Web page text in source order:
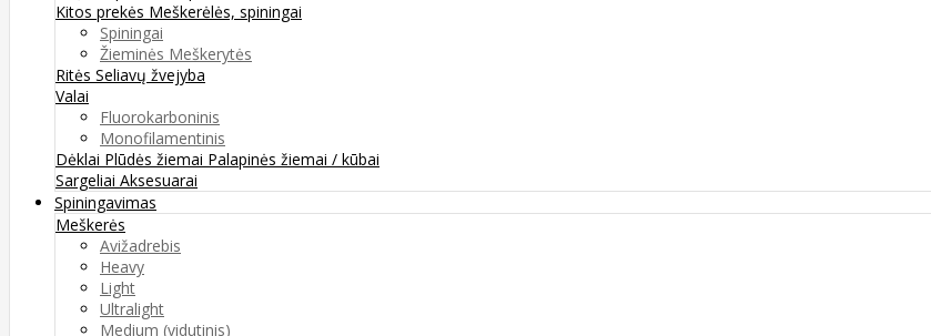
Kitos prekės Meškerėlės, spiningai
Spiningai
Žieminės Meškerytės
Ritės Seliavų žvejyba
Valai
Fluorokarboninis
Monofilamentinis
Dėklai Plūdės žiemai Palapinės žiemai / kūbai
Sargeliai Aksesuarai
Spiningavimas
Meškerės
Avižadrebis
Heavy
Light
Ultralight
Medium (vidutinis)